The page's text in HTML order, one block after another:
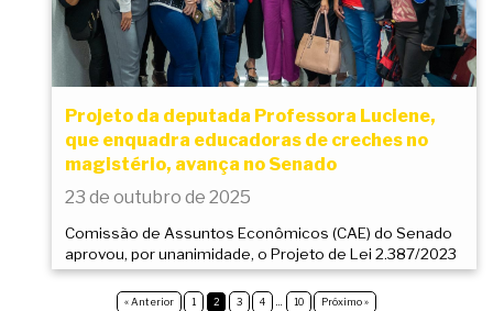
Projeto da deputada Professora Luciene,
que enquadra educadoras de creches no
magistério, avança no Senado
23 de outubro de 2025
Comissão de Assuntos Econômicos (CAE) do Senado
aprovou, por unanimidade, o Projeto de Lei 2.387/2023
« Anterior 1 2 3 4 10 Próximo »